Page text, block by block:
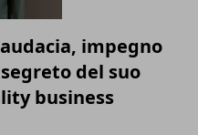
impegno
del suo
business